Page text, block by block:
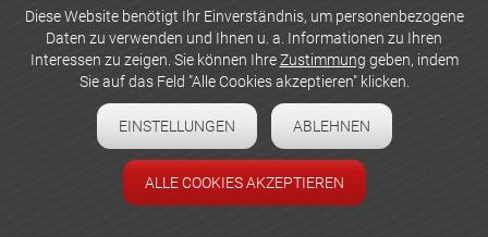
WERBEN UND INSERIEREN
Newsletter abonnieren
Datenschutzerklärung
Cookie-Einstellungen
Diese Website benötigt Ihr Einverständnis, um personenbezogene
Daten zu verwenden und Ihnen u. a. Informationen zu Ihren
Interessen zu zeigen. Sie können IhreZustimmung geben, indem
Sie auf das Feld "Alle Cookies akzeptieren" klicken.
EINSTELLUNGEN ABLEHNEN
ALLE COOKIES AKZEPTIEREN